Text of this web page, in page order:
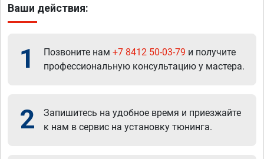
Ваши действия:
1 Позвоните нам +7 8412 50-03-79 и получите
профессиональную консультацию у мастера.
2
Запишитесь на удобное время и приезжайте
к нам в сервис на установку тюнинга.